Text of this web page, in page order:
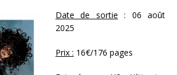
Date de sortie : 06 août
2025
Prix : 16€/176 pages